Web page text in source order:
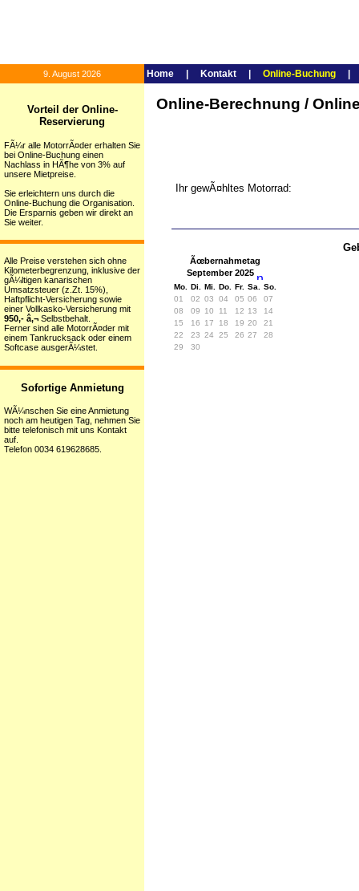
9. August 2026 Home Kontakt Online-Buchung
Vorteil der Online-
Reservierung
FÃ¼r alle MotorrÃ¤der erhalten Sie
bei Online-Buchung einen
Nachlass in HÃ¶he von 3% auf
unsere Mietpreise.
Sie erleichtern uns durch die
Online-Buchung die Organisation.
Die Ersparnis geben wir direkt an
Sie weiter.
Alle Preise verstehen sich ohne
Kilometerbegrenzung, inklusive der
gÃ¼ltigen kanarischen
Umsatzsteuer (z.Zt. 15%),
Haftpflicht-Versicherung sowie
einer Vollkasko-Versicherung mit
950,- â‚¬ Selbstbehalt.
Ferner sind alle MotorrÃ¤der mit
einem Tankrucksack oder einem
Softcase ausgerÃ¼stet.
Sofortige Anmietung
WÃ¼nschen Sie eine Anmietung
noch am heutigen Tag, nehmen Sie
bitte telefonisch mit uns Kontakt
auf.
Telefon 0034 619628685.
Online-Berechnung /
Ihr gewÃ¤hltes Motorrad:
Ãœbernahmetag
September 2025
Mo. Di. Mi. Do. Fr. Sa.
So.
01
02 03 04 05 06
07
08
09 10 11 12 13
14
15
16 17 18 19 20
21
22
23 24 25 26 27
28
29
30